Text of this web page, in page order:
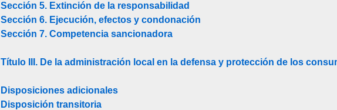
Sección 5. Extinción de la responsabilidad
Sección 6. Ejecución, efectos y condonación
Sección 7. Competencia sancionadora
Título III. De la administración local en la defensa y protección de los
Disposiciones adicionales
Disposición transitoria